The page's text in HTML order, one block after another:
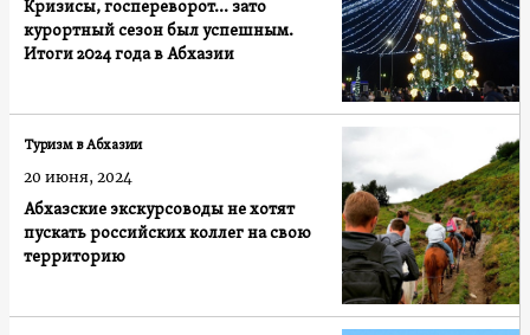
Кризисы, госпереворот… зато
курортный сезон был успешным.
Итоги 2024 года в Абхазии
Абхазские экскурсоводы не хотят
пускать российских коллег на свою
территорию
Туризм в Абхазии
20 июня, 2024